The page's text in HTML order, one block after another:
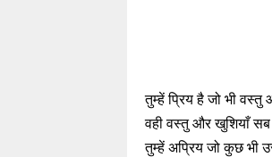
तुम्हें प्रिय है जो भी वस्तु
वही वस्तु और खुशियाँ सब
तुम्हें अप्रिय जो कुछ भी